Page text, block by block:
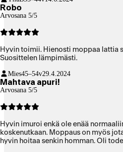
Robo
Arvosana 5/5
Hyvin toimii. Hienosti moppaa lattia
Suosittelen lämpimästi.
Mies45–54v29.4.2024
Mahtava apuri!
Arvosana 5/5
Hyvin imuroi enkä ole enää normaaliin imuriin hankinnan jälkeen
koskenutkaan. Moppaus on myös
hyvin hoitaa senkin homman. Oli